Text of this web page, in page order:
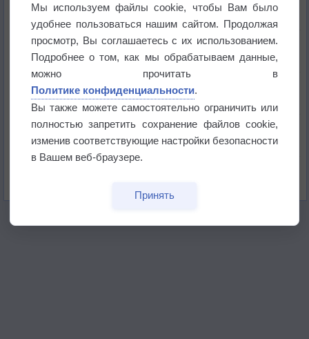
Погода в Краснодаре 6 августа
Погода в Санкт-Петербурге 6 августа
Погода в Москве 6 августа
Июль в России стал самым тёплым за всю
Мы используем файлы cookie, чтобы Вам было
удобнее пользоваться нашим сайтом. Продолжая
просмотр, Вы соглашаетесь с их использованием.
Подробнее о том, как мы обрабатываем данные,
можно прочитать в
Политике конфиденциальности.
Вы также можете самостоятельно ограничить или
полностью запретить сохранение файлов cookie,
изменив соответствующие настройки безопасности
в Вашем веб-браузере.
Принять